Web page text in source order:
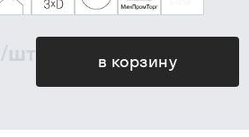
/шт в корзину